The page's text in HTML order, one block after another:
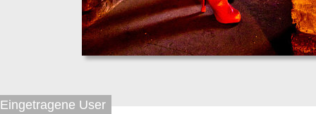
Eingetragene User